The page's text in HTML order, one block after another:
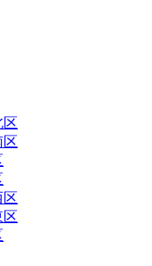
区
区
区
区